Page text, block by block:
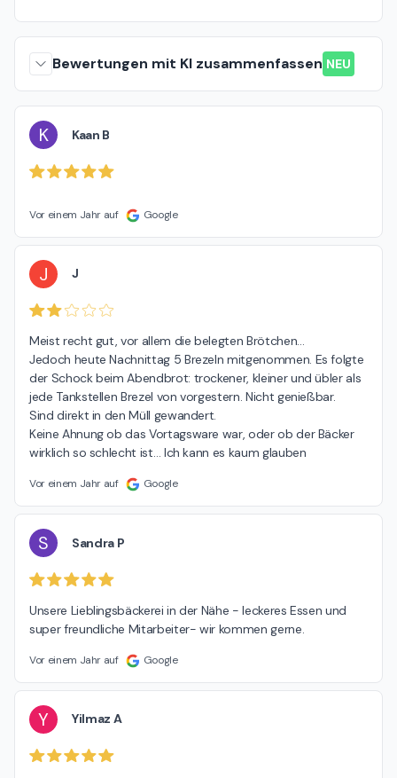
Bewertungen mit KI zusammenfassen NEU
K Kaan B
Vor einem Jahr auf Google
J J
Meist recht gut, vor allem die belegten Brötchen…
Jedoch heute Nachnittag 5 Brezeln mitgenommen. Es folgte
der Schock beim Abendbrot: trockener, kleiner und übler als
jede Tankstellen Brezel von vorgestern. Nicht genießbar.
Sind direkt in den Müll gewandert.
Keine Ahnung ob das Vortagsware war, oder ob der Bäcker
wirklich so schlecht ist… Ich kann es kaum glauben
Vor einem Jahr auf Google
S Sandra P
Unsere Lieblingsbäckerei in der Nähe - leckeres Essen und
super freundliche Mitarbeiter- wir kommen gerne.
Vor einem Jahr auf Google
Y Yilmaz A